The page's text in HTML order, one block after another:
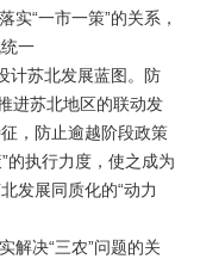
“一市一策”的关系，
一
计苏北发展蓝图。防
进苏北地区的联动发
，防止逾越阶段政策
的执行力度，使之成为
发展同质化的“动力
解决“三农”问题的关